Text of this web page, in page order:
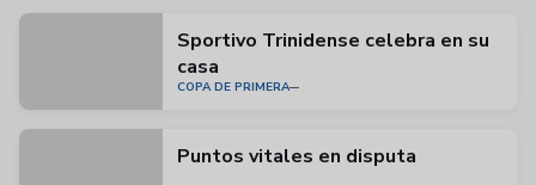
Sportivo Trinidense celebra en su
casa
COPA DE PRIMERA
Puntos vitales en disputa